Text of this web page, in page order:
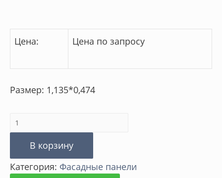
Цена: Цена по запросу
Размер: 1,135*0,474
Количество
товара
Панель
Камень
В корзину
Категория: Фасадные панели